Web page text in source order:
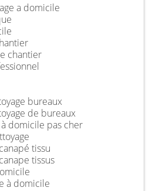
a domicile
chantier
bureaux
de bureaux
domicile pas cher
tissu
tissus
à domicile